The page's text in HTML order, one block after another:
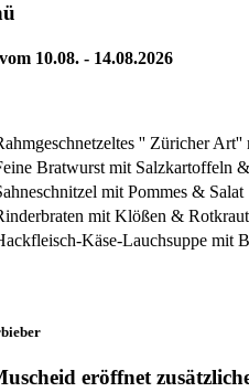
10.08. - 14.08.2026
'' Züricher
Bratwurst mit Salzkartoffeln
mit Pommes & Salat
mit Klößen & Rotkraut
Käse-Lauchsuppe mit
eröffnet